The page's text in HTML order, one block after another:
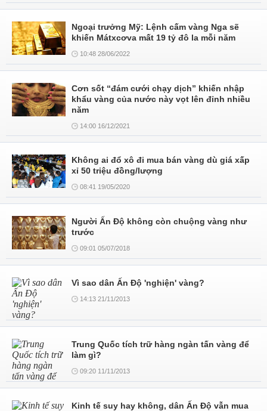
Ngoại trưởng Mỹ: Lệnh cấm vàng Nga sẽ
khiến Mátxcơva mất 19 tỷ đô la mỗi năm
10:48 28/06/2022
Cơn sốt “đám cưới chạy dịch” khiến nhập
khẩu vàng của nước này vọt lên đỉnh nhiều
năm
14:00 16/12/2021
Không ai đổ xô đi mua bán vàng dù giá xấp
xỉ 50 triệu đồng/lượng
08:41 19/05/2020
Người Ấn Độ không còn chuộng vàng như
trước
09:01 05/07/2018
Vì sao dân Ấn Độ 'nghiện' vàng?
14:13 21/11/2013
Trung Quốc tích trữ hàng ngàn tấn vàng để
làm gì?
09:20 11/11/2013
Kinh tế suy hay không, dân Ấn Độ vẫn mua